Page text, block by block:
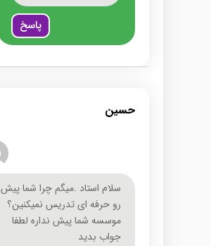
پاسخ
حسین
سلام استاد .میگم چرا شما پیش
رو حرفه ای تدریس نمیکنین؟
موسسه شما پیش نداره لطفا
جواب بدید